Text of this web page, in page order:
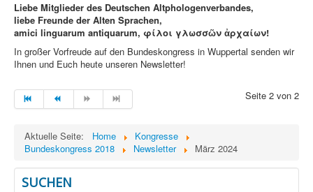
Liebe Mitglieder des Deutschen Altphologenverbandes,
liebe Freunde der Alten Sprachen,
amici linguarum antiquarum, φίλοι γλωσσῶν ἀρχαίων!
In großer Vorfreude auf den Bundeskongress in Wuppertal senden wir
Ihnen und Euch heute unseren Newsletter!
Seite 2 von 2
Aktuelle Seite: Home
Kongresse
Bundeskongress 2018
Newsletter März 2024
SUCHEN